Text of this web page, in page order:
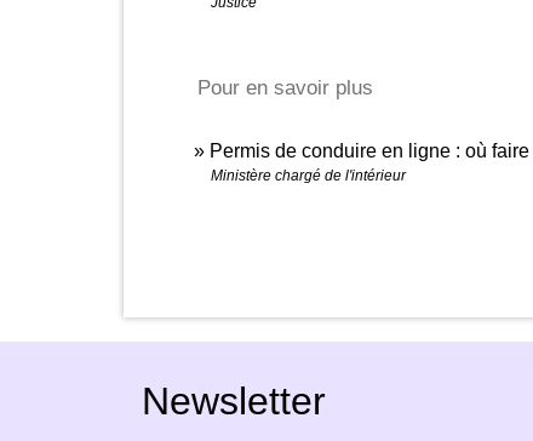
Pour en savoir plus
Permis de conduire en ligne : où
Ministère chargé de l'intérieur
Newsletter